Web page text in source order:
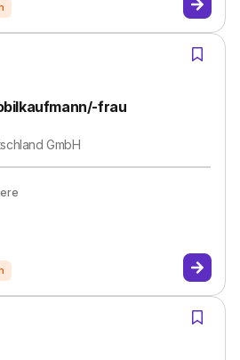
frau
GmbH